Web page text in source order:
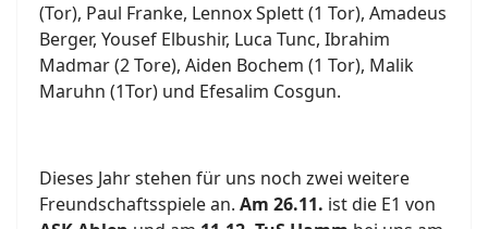
(Tor), Paul Franke, Lennox Splett (1 Tor), Amadeus
Berger, Yousef Elbushir, Luca Tunc, Ibrahim
Madmar (2 Tore), Aiden Bochem (1 Tor), Malik
Maruhn (1Tor) und Efesalim Cosgun.
Dieses Jahr stehen für uns noch zwei weitere
Freundschaftsspiele an. Am 26.11. ist die E1 von